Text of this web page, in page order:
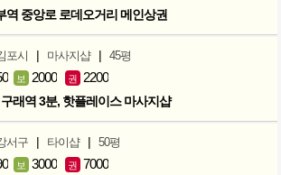
역 중앙로 로데오거리 메인상권
포시 | 마사지샵 | 45평
보 2000 권 2200
래역 3분, 핫플레이스 마사지샵
서구 | 타이샵 | 50평
보 3000 권 7000